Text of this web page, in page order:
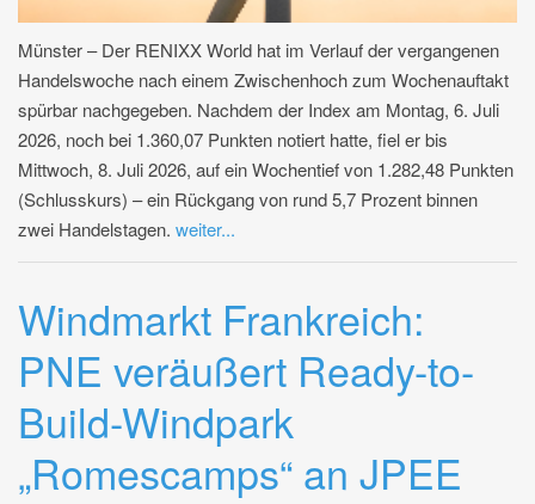
Münster – Der RENIXX World hat im Verlauf der vergangenen
Handelswoche nach einem Zwischenhoch zum Wochenauftakt
spürbar nachgegeben. Nachdem der Index am Montag, 6. Juli
2026, noch bei 1.360,07 Punkten notiert hatte, fiel er bis
Mittwoch, 8. Juli 2026, auf ein Wochentief von 1.282,48 Punkten
(Schlusskurs) – ein Rückgang von rund 5,7 Prozent binnen
zwei Handelstagen. weiter...
Windmarkt Frankreich:
PNE veräußert Ready-to-
Build-Windpark
„Romescamps“ an JPEE